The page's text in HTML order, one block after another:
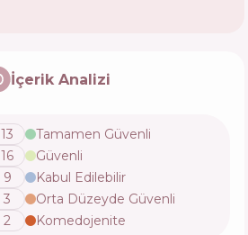
İçerik Analizi
13
Tamamen Güvenli
16
Güvenli
9
Kabul Edilebilir
3
Orta Düzeyde Güvenli
2
Komedojenite